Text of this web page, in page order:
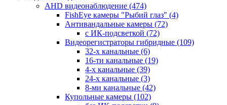
AHD видеонаблюдение (474)
FishEye камеры "Рыбий глаз" (4)
Антивандальные камеры (72)
с ИК-подсветкой (72)
Видеорегистраторы гибридные (109)
32-х канальные (6)
16-ти канальные (19)
4-х канальные (39)
24-х канальные (3)
8-ми канальные (42)
Купольные камеры (102)